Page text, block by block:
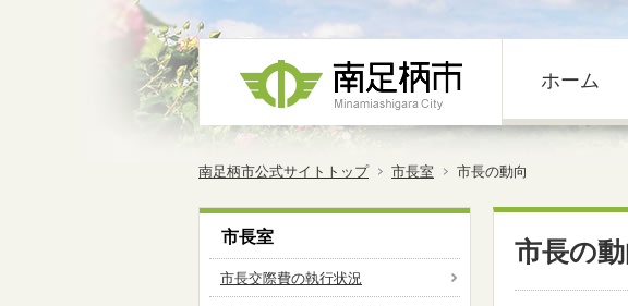
ホーム
南足柄市公式サイトトップ 市長室 市長の動向
市長の動
市長室
市長交際費の執行状況